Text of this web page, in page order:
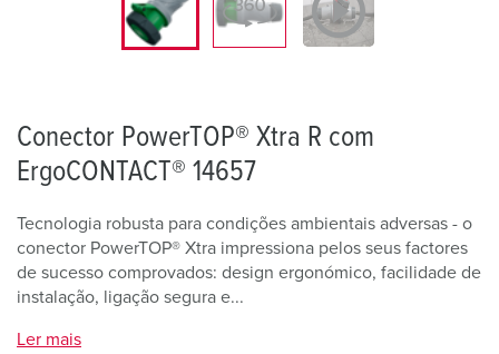
Conector PowerTOP® Xtra R com
ErgoCONTACT® 14657
Tecnologia robusta para condições ambientais adversas - o
conector PowerTOP® Xtra impressiona pelos seus factores
de sucesso comprovados: design ergonómico, facilidade de
instalação, ligação segura e...
Ler mais